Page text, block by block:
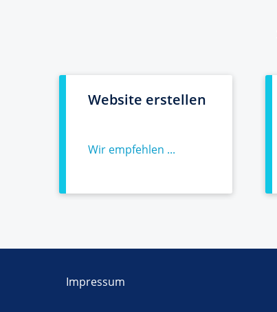
Website erstellen
Wir empfehlen ...
Impressum